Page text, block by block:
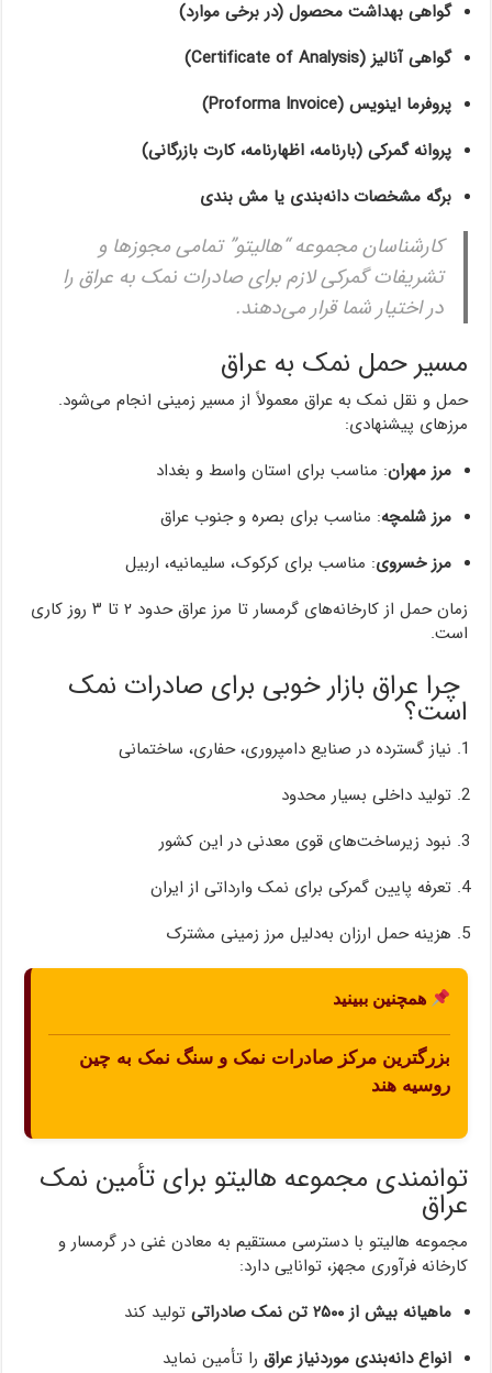
گواهی بهداشت محصول (در برخی موارد)
گواهی آنالیز (Certificate of Analysis)
پروفرما اینویس (Proforma Invoice)
پروانه گمرکی (بارنامه، اظهارنامه، کارت بازرگانی)
برگه مشخصات دانه‌بندی یا مش بندی
کارشناسان مجموعه “هالیتو” تمامی مجوزها و
تشریفات گمرکی لازم برای صادرات نمک به عراق را
در اختیار شما قرار می‌دهند.
مسیر حمل نمک به عراق
حمل و نقل نمک به عراق معمولاً از مسیر زمینی انجام می‌شود.
مرزهای پیشنهادی:
مرز مهران: مناسب برای استان واسط و بغداد
مرز شلمچه: مناسب برای بصره و جنوب عراق
مرز خسروی: مناسب برای کرکوک، سلیمانیه، اربیل
زمان حمل از کارخانه‌های گرمسار تا مرز عراق حدود ۲ تا ۳ روز کاری
است.
چرا عراق بازار خوبی برای صادرات نمک
است؟
نیاز گسترده در صنایع دامپروری، حفاری، ساختمانی
تولید داخلی بسیار محدود
نبود زیرساخت‌های قوی معدنی در این کشور
تعرفه پایین گمرکی برای نمک وارداتی از ایران
هزینه حمل ارزان به‌دلیل مرز زمینی مشترک
همچنین ببینید
بزرگترین مرکز صادرات نمک و سنگ نمک به چین
روسیه هند
توانمندی مجموعه هالیتو برای تأمین نمک
عراق
مجموعه هالیتو با دسترسی مستقیم به معادن غنی در گرمسار و
کارخانه‌ فرآوری مجهز، توانایی دارد:
ماهیانه بیش از ۲۵۰۰ تن نمک صادراتی
تولید کند
انواع دانه‌بندی‌ موردنیاز عراق را تأمین نماید